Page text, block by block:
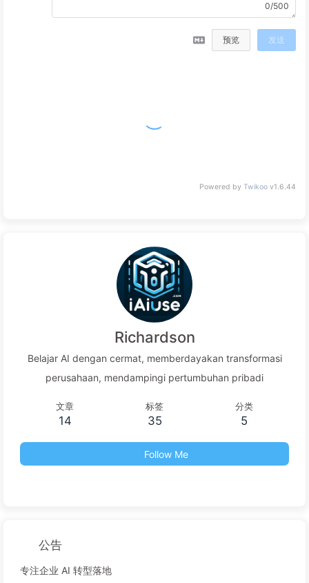
0/500
预览 发送
Powered by Twikoo v1.6.44
Richardson
Belajar AI dengan cermat, memberdayakan transformasi
perusahaan, mendampingi pertumbuhan pribadi
文章
14
标签
35
分类
5
Follow Me
公告
专注企业 AI 转型落地